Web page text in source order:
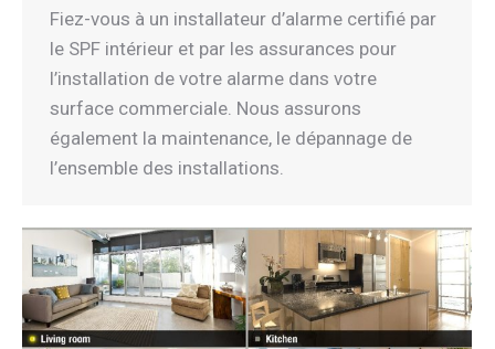
Fiez-vous à un installateur d’alarme certifié par
le SPF intérieur et par les assurances pour
l’installation de votre alarme dans votre
surface commerciale. Nous assurons
également la maintenance, le dépannage de
l’ensemble des installations.